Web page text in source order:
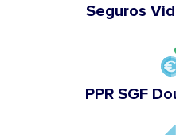
Seguros
PPR SGF